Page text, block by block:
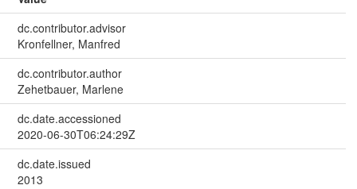
dc.contributor.advisor
Kronfellner, Manfred
dc.contributor.author
Zehetbauer, Marlene
dc.date.accessioned
2020-06-30T06:24:29Z
dc.date.issued
2013